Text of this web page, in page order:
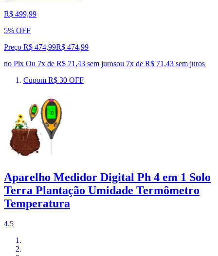
R$ 499,99
5% OFF
Preço R$ 474,99R$ 474,99
no Pix Ou 7x de R$ 71,43 sem jurosou 7x de R$ 71,43 sem juros
Cupom R$ 30 OFF
Aparelho Medidor Digital Ph 4 em 1 Solo
Terra Plantação Umidade Termômetro
Temperatura
4.5